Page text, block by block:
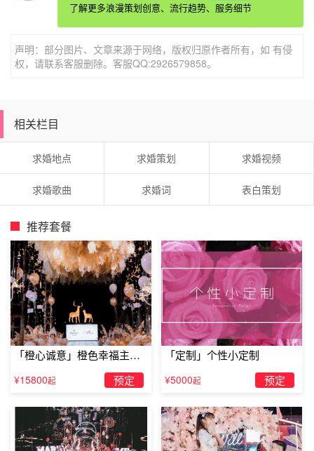
我的世界中，你是唯一，也是我生命的全部。你知道吗?我
愿意拿我生命的一切去换你。今生能够拥有一次爱你的机
会，拥有一次被你爱的机会，我已经非常的荣幸。我相信，
乐维斯，会传递给你我最真诚的爱。现在我奢求你能满足我
一个心愿，你愿意做我最美丽的新娘吗?我爱你!
戴上这枚乐维斯钻戒，让我们一生相伴
亲爱的，我上辈子肯定拯救了银河系，今生才有幸遇见
这么好的你。你不知道，因为你的到来，我的生命因此变得
有意义，我曾经以为我的生命会平淡无奇、毫无意义，但
我的每一分每一秒都过得那么甜蜜，每一个瞬间都有它存在
的意义，谢谢你。今天，我想请求你带上这枚乐维斯钻戒，
了解更多浪漫策划创意、流行趋势、服务细节
声明：部分图片、文章来源于网络，版权归原作者所有，如 有侵
权，请联系客服删除。客服QQ:2926579858。
相关栏目
求婚地点 求婚策划 求婚视频
求婚歌曲 求婚词 表白策划
推荐套餐
「橙心诚意」橙色幸福主题
露台求婚
¥15800起 预定
「定制」个性小定制
¥5000起 预定